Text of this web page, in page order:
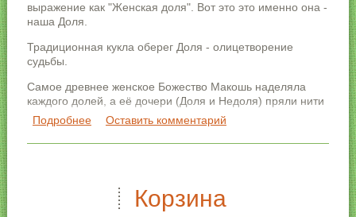
выражение как "Женская доля". Вот это это именно она -
наша Доля.
Традиционная кукла оберег Доля - олицетворение
судьбы.
Самое древнее женское Божество Макошь наделяла
каждого долей, а её дочери (Доля и Недоля) пряли нити
судьбы.
Подробнеео Оберег кукла Доля своими руками
Оставить комментарий
Корзина